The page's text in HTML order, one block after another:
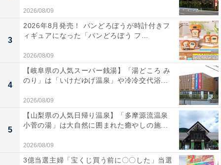
2026/08/09
3
2026年8月発売！ パンどろぼうが時計付きフ
ィギュアになった「パンどろぼう フ...
2026/08/09
4
【岐阜県の人気スーパー銭湯】「湯どころ み
のり」は「いけだゆげ温泉」や冷冷交代浴...
2026/08/09
5
【山梨県の人気日帰り温泉】「多摩源流温泉
小菅の湯」は大自然に囲まれた癒やしの施...
2026/08/09
3億当選主婦「宝くじ買う前に〇〇した」当選